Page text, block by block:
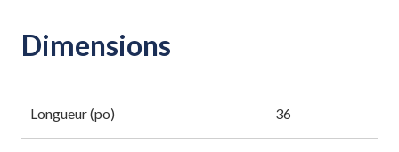
Dimensions
Longueur (po) 36